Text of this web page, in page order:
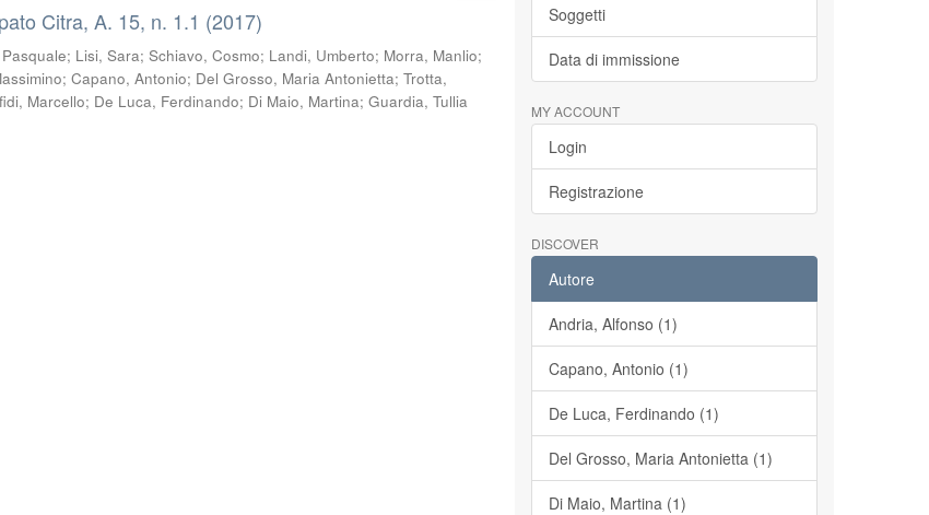
Citra, A. 15, n. 1.1 (2017)
; Lisi, Sara;Schiavo, Cosmo; Landi, Umberto; Morra, Manlio;
;Capano, Antonio; Del Grosso, Maria Antonietta;Trotta,
Marcello; De Luca, Ferdinando; Di Maio, Martina;Guardia, Tullia
Soggetti
Data di immissione
MY ACCOUNT
Login
Registrazione
DISCOVER
Autore
Andria, Alfonso (1)
Capano, Antonio (1)
De Luca, Ferdinando (1)
Del Grosso, Maria Antonietta (1)
Di Maio, Martina (1)